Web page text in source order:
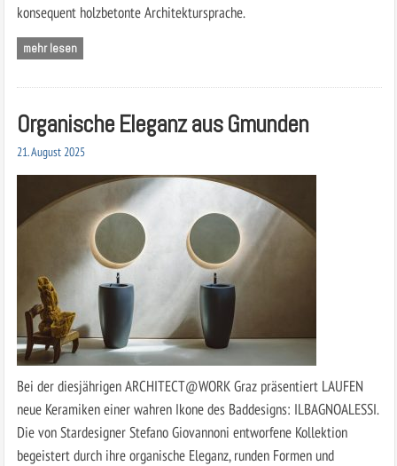
konsequent holzbetonte Architektursprache.
mehr lesen
Organische Eleganz aus Gmunden
21. August 2025
Bei der diesjährigen ARCHITECT@WORK Graz präsentiert LAUFEN
neue Keramiken einer wahren Ikone des Baddesigns: ILBAGNOALESSI.
Die von Stardesigner Stefano Giovannoni entworfene Kollektion
begeistert durch ihre organische Eleganz, runden Formen und